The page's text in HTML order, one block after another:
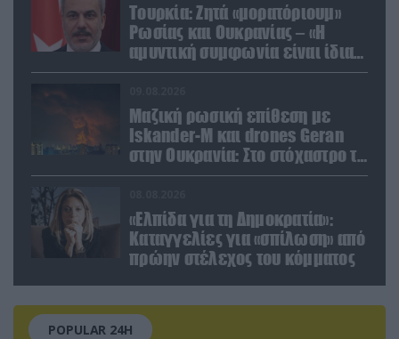
Τουρκία: Ζητά «μορατόριουμ»
Ρωσίας και Ουκρανίας – «Η
αμυντική συμφωνία είναι ίδια
με το άρθρο 5 του ΝΑΤΟ» (upd)
Μαζική ρωσική επίθεση με
Iskander-M και drones Geran
στην Ουκρανία: Στο στόχαστρο το
εργοστάσιο των Flamingo
«Ελπίδα για τη Δημοκρατία»:
Καταγγελίες για «σπίλωση» από
πρώην στέλεχος του κόμματος
POPULAR 24H